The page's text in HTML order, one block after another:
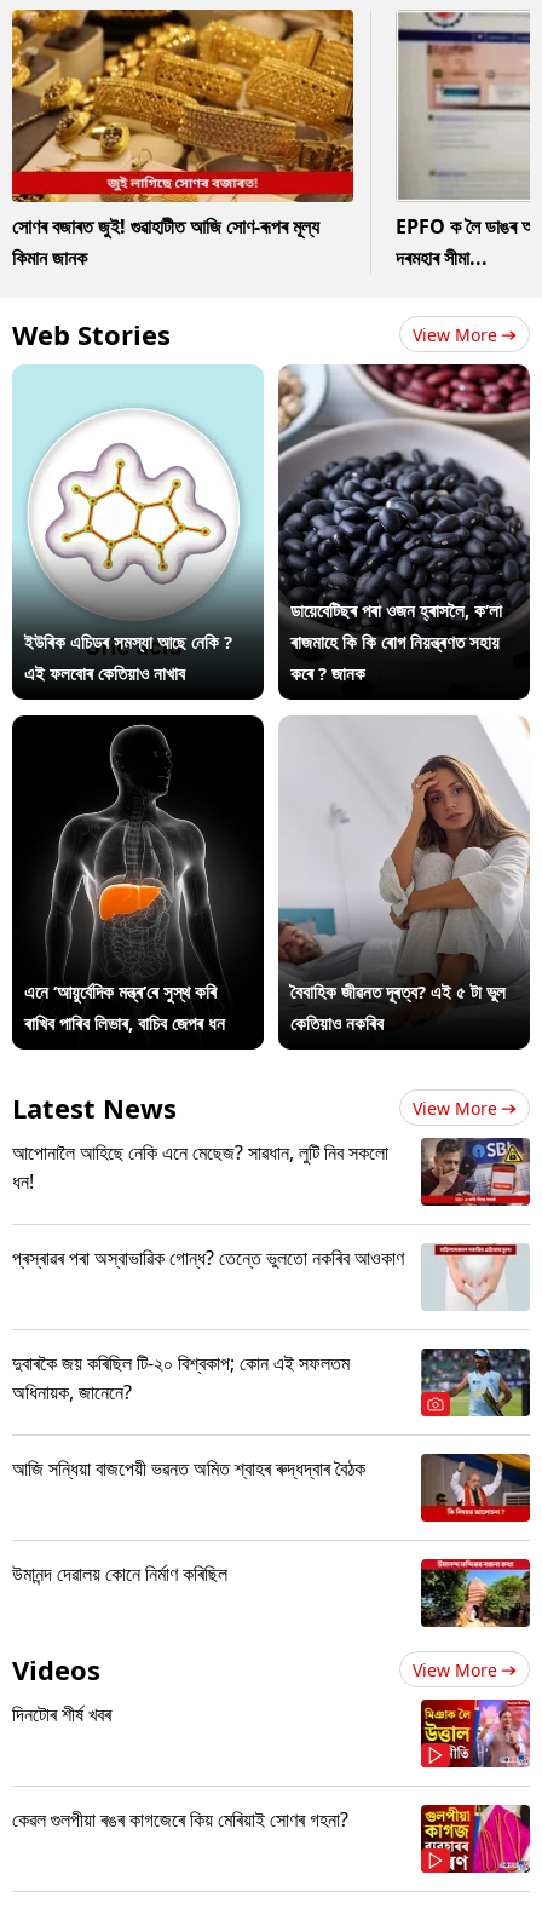
সোণৰ বজাৰত জুই! গুৱাহাটীত আজি সোণ-ৰূপৰ মূল্য
কিমান জানক
EPFO ক লৈ ডাঙৰ
দৰমহাৰ সীমা...
Web Stories View More
ইউৰিক এচিডৰ সমস্যা আছে নেকি ?
এই ফলবোৰ কেতিয়াও নাখাব
ডায়েবেটিছৰ পৰা ওজন হ্ৰাসলৈ, ক’লা
ৰাজমাহে কি কি ৰোগ নিয়ন্ত্ৰণত সহায়
কৰে ? জানক
এনে ‘আয়ুৰ্বেদিক মন্ত্ৰ’ৰে সুস্থ কৰি
ৰাখিব পাৰিব লিভাৰ, বাচিব জেপৰ ধন
বৈবাহিক জীৱনত দূৰত্ব? এই ৫ টা ভুল
কেতিয়াও নকৰিব
Latest News View More
আপোনালৈ আহিছে নেকি এনে মেছেজ? সাৱধান, লুটি নিব সকলো
ধন!
প্ৰস্ৰাৱৰ পৰা অস্বাভাৱিক গোন্ধ? তেন্তে ভুলতো নকৰিব আওকাণ
দুবাৰকৈ জয় কৰিছিল টি-২০ বিশ্বকাপ; কোন এই সফলতম
অধিনায়ক, জানেনে?
আজি সন্ধিয়া বাজপেয়ী ভৱনত অমিত শ্বাহৰ ৰুদ্ধদ্বাৰ বৈঠক
উমানন্দ দেৱালয় কোনে নিৰ্মাণ কৰিছিল
Videos View More
দিনটোৰ শীৰ্ষ খবৰ
কেৱল গুলপীয়া ৰঙৰ কাগজেৰে কিয় মেৰিয়াই সোণৰ গহনা?